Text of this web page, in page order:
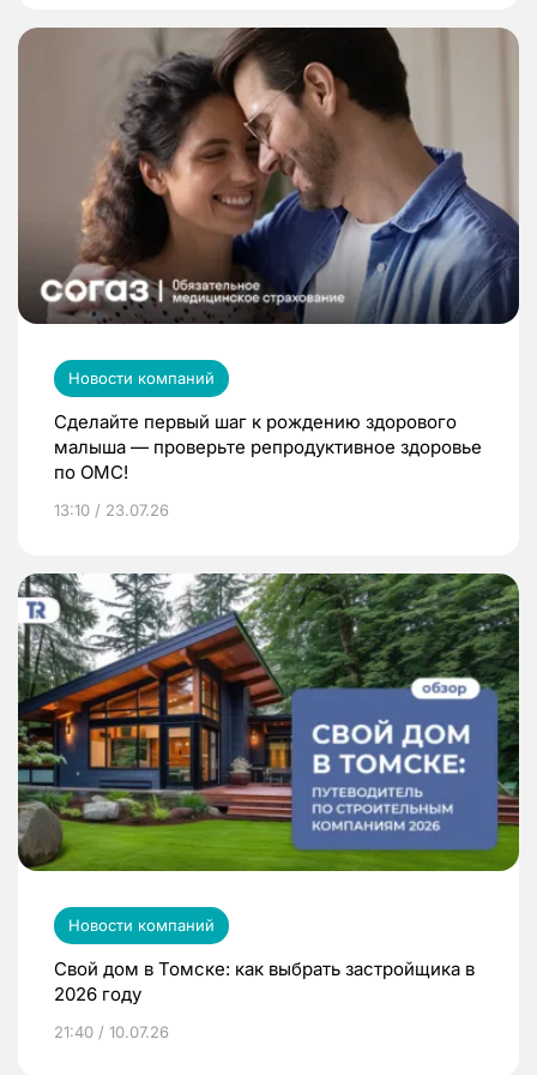
Новости компаний
Сделайте первый шаг к рождению здорового
малыша — проверьте репродуктивное здоровье
по ОМС!
13:10 / 23.07.26
Новости компаний
Свой дом в Томске: как выбрать застройщика в
2026 году
21:40 / 10.07.26